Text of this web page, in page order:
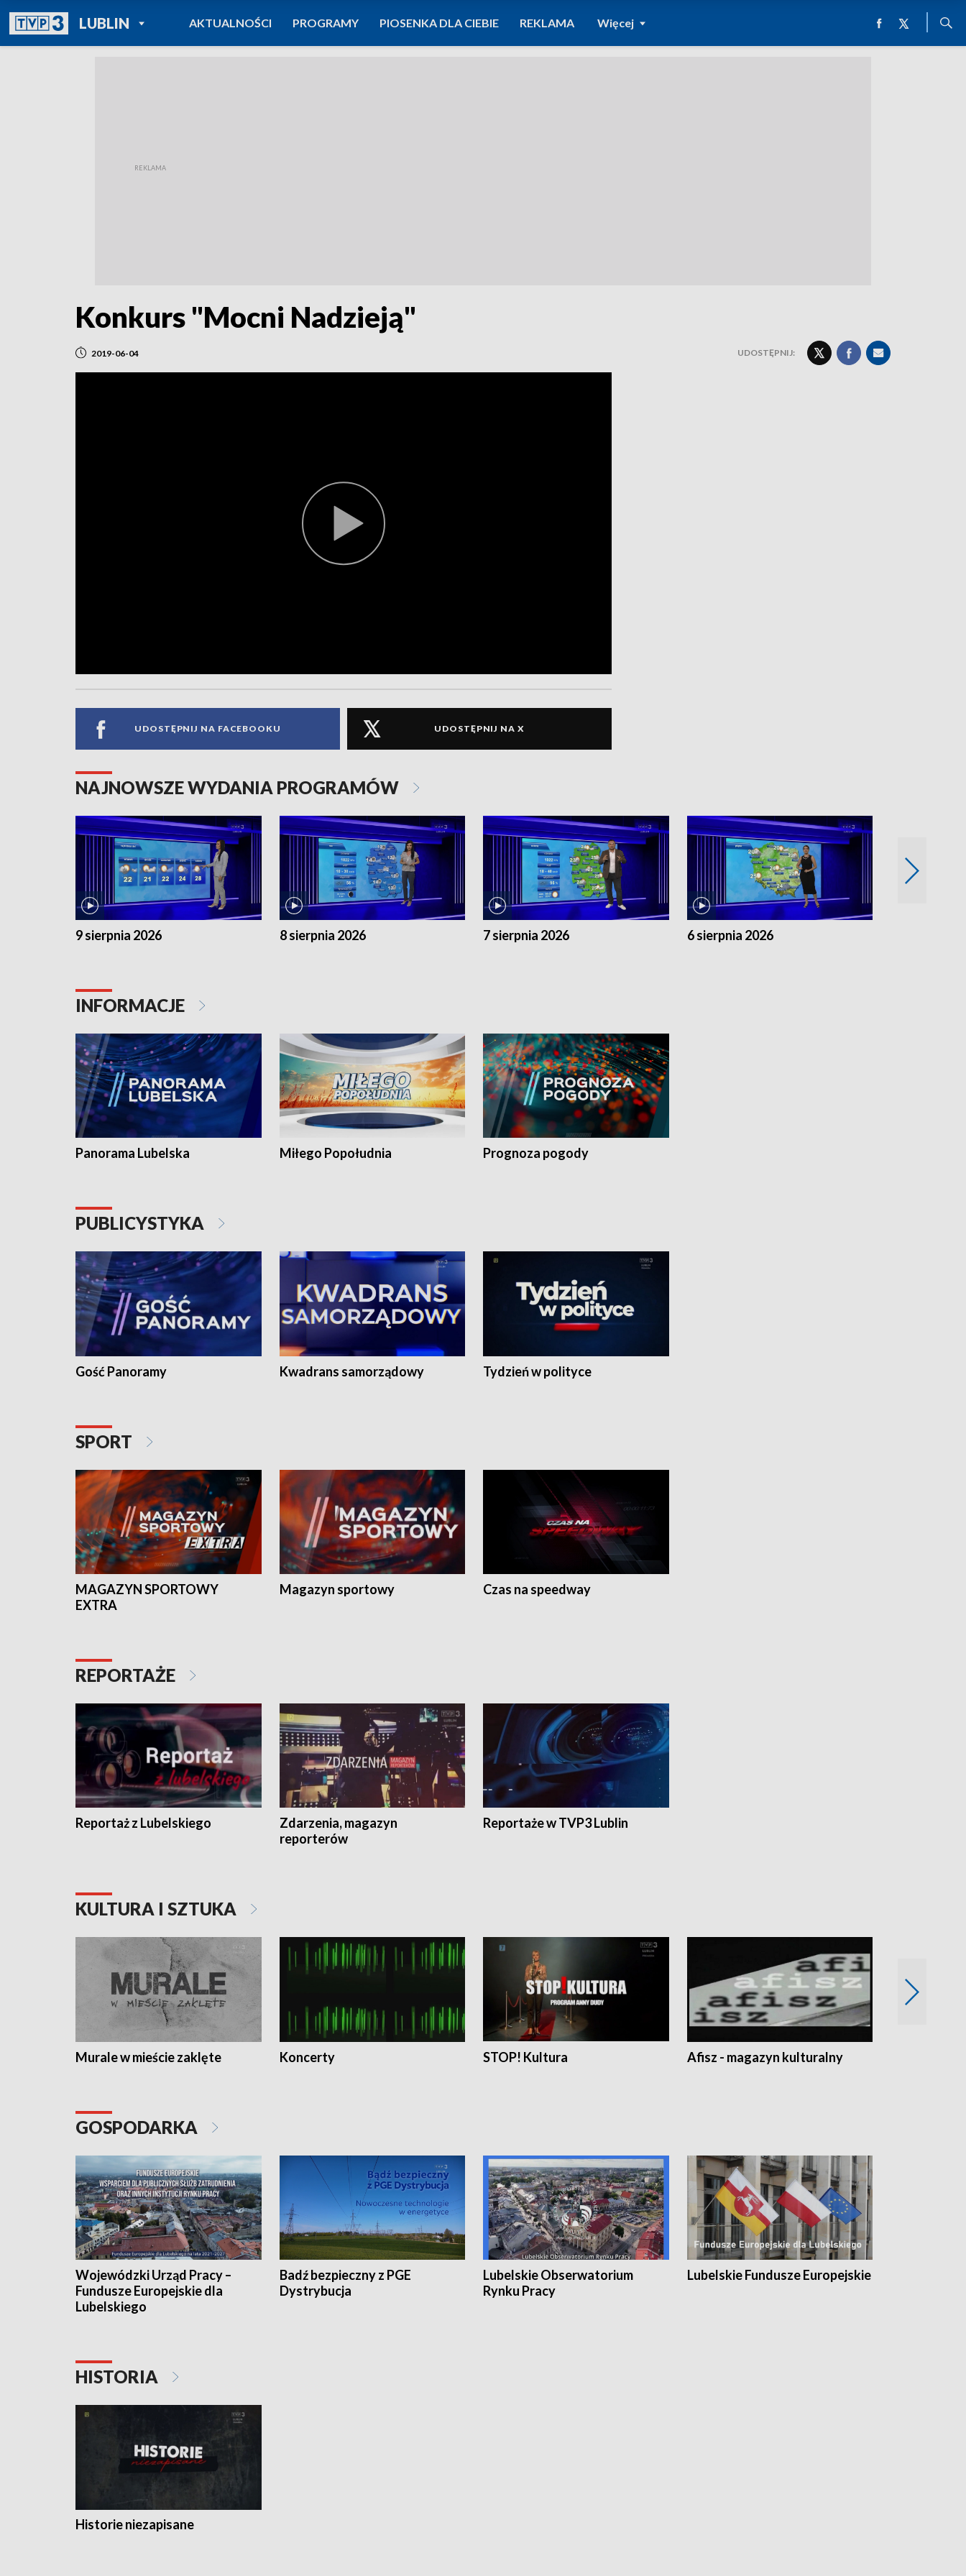
LUBLINPOWRÓT DO
TVP REGIONY
AKTUALNOŚCI PROGRAMY PIOSENKA DLA CIEBIE REKLAMA Więcej
Konkurs "Mocni Nadzieją"
2019-06-04 UDOSTĘPNIJ:
UDOSTĘPNIJ NA FACEBOOKU UDOSTĘPNIJ NA X
NAJNOWSZE WYDANIA PROGRAMÓW
9 sierpnia 2026 8 sierpnia 2026 7 sierpnia 2026 6 sierpnia 2026
INFORMACJE
Panorama Lubelska Miłego Popołudnia Prognoza pogody
PUBLICYSTYKA
Gość Panoramy Kwadrans samorządowy Tydzień w polityce
SPORT
MAGAZYN SPORTOWY
EXTRA
Magazyn sportowy Czas na speedway
REPORTAŻE
Reportaż z Lubelskiego
Zdarzenia, magazyn
reporterów
Reportaże w TVP3 Lublin
KULTURA I SZTUKA
Murale w mieście zaklęte Koncerty STOP! Kultura Afisz - magazyn kulturalny
GOSPODARKA
Wojewódzki Urząd Pracy –
Fundusze Europejskie dla
Lubelskiego
Badź bezpieczny z PGE
Dystrybucja
Lubelskie Obserwatorium
Rynku Pracy
Lubelskie Fundusze Europejskie
HISTORIA
Historie niezapisane